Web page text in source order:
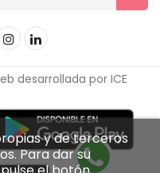
y de terceros
Para dar su
desarrollada por ICE